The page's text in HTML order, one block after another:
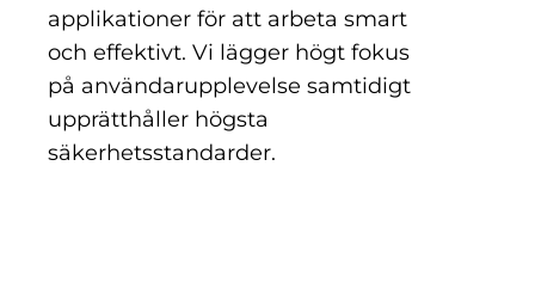
applikationer för att arbeta smart
och effektivt. Vi lägger högt fokus
på användarupplevelse samtidigt
upprätthåller högsta
säkerhetsstandarder.